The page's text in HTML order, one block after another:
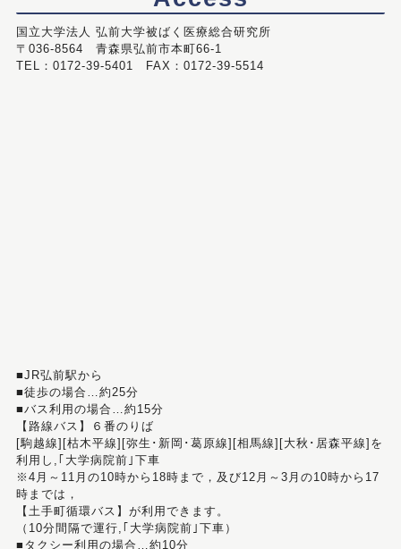
国立大学法人 弘前大学被ばく医療総合研究所
〒036-8564 青森県弘前市本町66-1
TEL：0172-39-5401 FAX：0172-39-5514
■JR弘前駅から
■徒歩の場合…約25分
■バス利用の場合…約15分
【路線バス】６番のりば
[駒越線][枯木平線][弥生･新岡･葛原線][相馬線][大秋･居森平線]を
利用し,｢大学病院前｣下車
※4月～11月の10時から18時まで，及び12月～3月の10時から17
時までは，
【土手町循環バス】が利用できます。
（10分間隔で運行,｢大学病院前｣下車）
■タクシー利用の場合…約10分